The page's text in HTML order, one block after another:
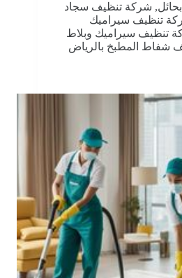
, شركة تنظيف سجاد
تنظيف سيراميك
تنظيف سيراميك وبلاط
شفاط المطبخ بالرياض